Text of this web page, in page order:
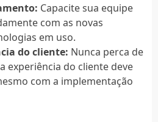
Capacite sua equipe
com as novas
em uso.
do cliente: Nunca perca de
experiência do cliente deve
com a implementação